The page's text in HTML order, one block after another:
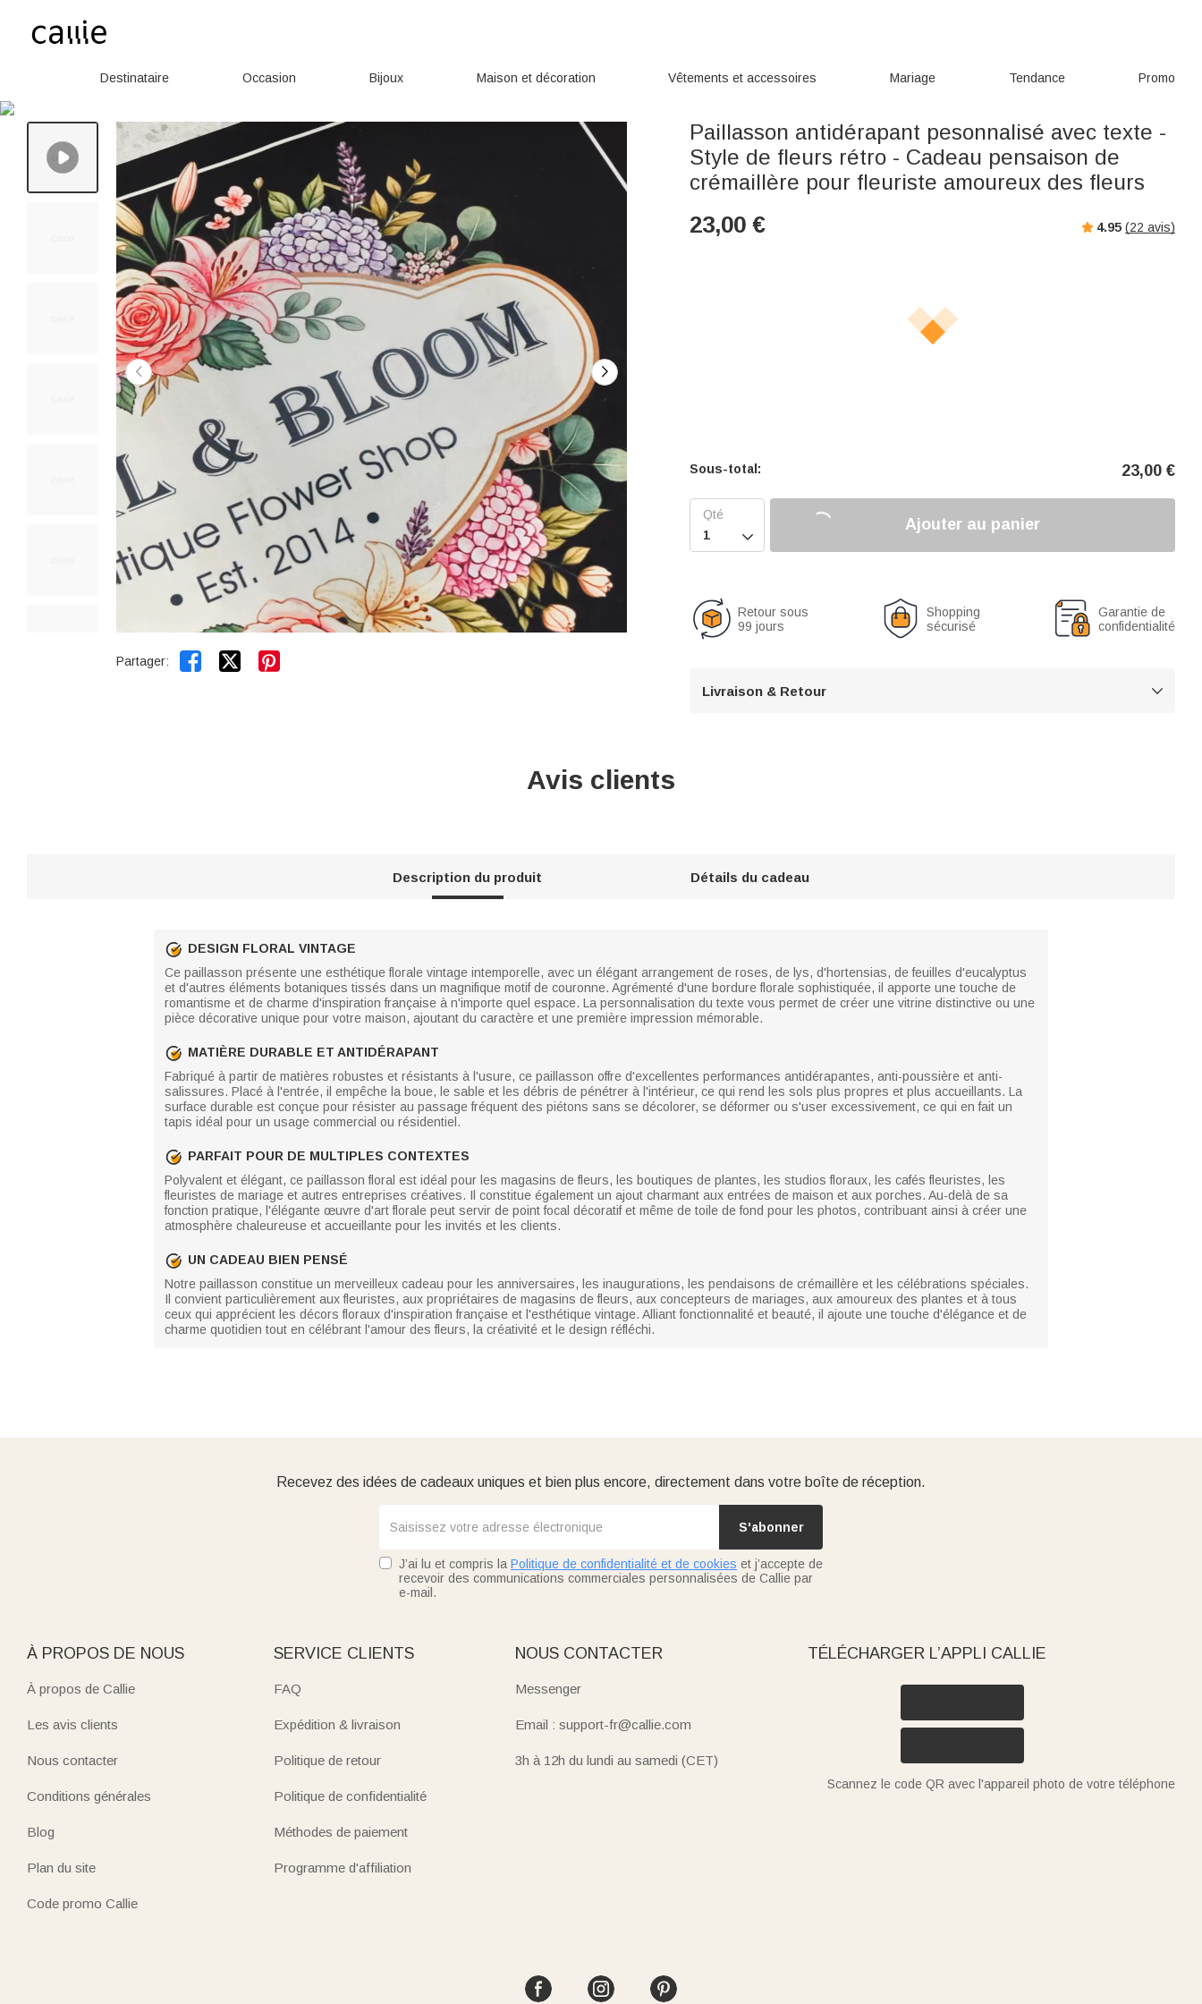
Destinataire Occasion Bijoux Maison et décoration Vêtements et accessoires Mariage Tendance Promo
t
e
Partager:  
Paillasson antidérapant pesonnalisé avec texte -
Style de fleurs rétro - Cadeau pensaison de
crémaillère pour fleuriste amoureux des fleurs
23,00 € 4.95 (22 avis)
Sous-total: 23,00 €

Ajouter au panier
Retour sous
99 jours
Shopping
sécurisé
Garantie de
confidentialité
Livraison & Retour 
Avis clients
Description du produit Détails du cadeau
DESIGN FLORAL VINTAGE
Ce paillasson présente une esthétique florale vintage intemporelle, avec un élégant arrangement de roses, de lys, d'hortensias, de feuilles d'eucalyptus
et d'autres éléments botaniques tissés dans un magnifique motif de couronne. Agrémenté d'une bordure florale sophistiquée, il apporte une touche de
romantisme et de charme d'inspiration française à n'importe quel espace. La personnalisation du texte vous permet de créer une vitrine distinctive ou une
pièce décorative unique pour votre maison, ajoutant du caractère et une première impression mémorable.
MATIÈRE DURABLE ET ANTIDÉRAPANT
Fabriqué à partir de matières robustes et résistants à l'usure, ce paillasson offre d'excellentes performances antidérapantes, anti-poussière et anti-
salissures. Placé à l'entrée, il empêche la boue, le sable et les débris de pénétrer à l'intérieur, ce qui rend les sols plus propres et plus accueillants. La
surface durable est conçue pour résister au passage fréquent des piétons sans se décolorer, se déformer ou s'user excessivement, ce qui en fait un
tapis idéal pour un usage commercial ou résidentiel.
PARFAIT POUR DE MULTIPLES CONTEXTES
Polyvalent et élégant, ce paillasson floral est idéal pour les magasins de fleurs, les boutiques de plantes, les studios floraux, les cafés fleuristes, les
fleuristes de mariage et autres entreprises créatives. Il constitue également un ajout charmant aux entrées de maison et aux porches. Au-delà de sa
fonction pratique, l'élégante œuvre d'art florale peut servir de point focal décoratif et même de toile de fond pour les photos, contribuant ainsi à créer une
atmosphère chaleureuse et accueillante pour les invités et les clients.
UN CADEAU BIEN PENSÉ
Notre paillasson constitue un merveilleux cadeau pour les anniversaires, les inaugurations, les pendaisons de crémaillère et les célébrations spéciales.
Il convient particulièrement aux fleuristes, aux propriétaires de magasins de fleurs, aux concepteurs de mariages, aux amoureux des plantes et à tous
ceux qui apprécient les décors floraux d'inspiration française et l'esthétique vintage. Alliant fonctionnalité et beauté, il ajoute une touche d'élégance et de
charme quotidien tout en célébrant l'amour des fleurs, la créativité et le design réfléchi.
Recevez des idées de cadeaux uniques et bien plus encore, directement dans votre boîte de réception.
S'abonner
J’ai lu et compris la Politique de confidentialité et de cookies et j’accepte de
recevoir des communications commerciales personnalisées de Callie par
e-mail.
À PROPOS DE NOUS
À propos de Callie
Les avis clients
Nous contacter
Conditions générales
Blog
Plan du site
Code promo Callie
SERVICE CLIENTS
FAQ
Expédition & livraison
Politique de retour
Politique de confidentialité
Méthodes de paiement
Programme d'affiliation
NOUS CONTACTER
Messenger
Email : support-fr@callie.com
3h à 12h du lundi au samedi (CET)
TÉLÉCHARGER L’APPLI CALLIE
Scannez le code QR avec l'appareil photo de votre téléphone